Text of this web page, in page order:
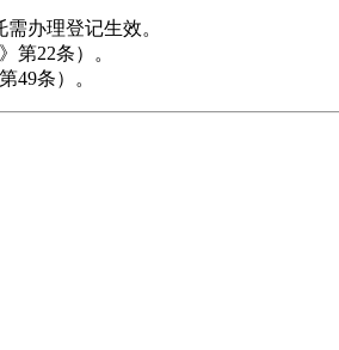
办理登记生效。
第22条）。
49条）。